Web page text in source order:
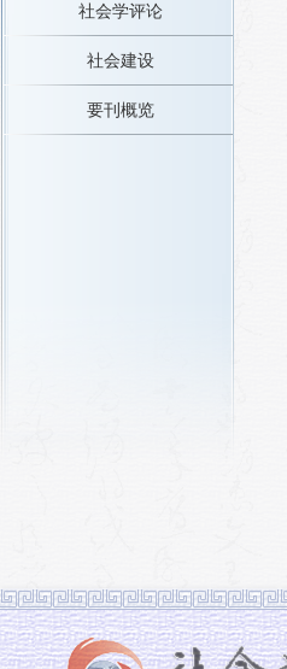
社会学评论
社会建设
要刊概览